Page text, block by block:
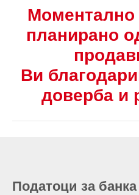
Моментално
планирано
Ви
доверба и
Податоци за банка